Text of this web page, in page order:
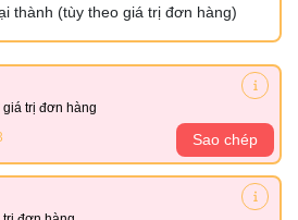
thành (tùy theo giá trị đơn hàng)
trị đơn hàng
Sao chép